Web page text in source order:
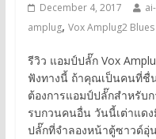
December 4, 2017
amplug, Vox Amplug2 Blues
รีวิว แอมป์ปลั๊ก Vox
ฟังทางนี้ ถ้าคุณเป็นคนที่ชื่
ต้องการแอมป์ปลั๊กสำหรับ
รบกวนคนอื่น วันนี้เต่าแด
ปลั๊กที่จำลองหน้าตู้ซาวด์อุ่